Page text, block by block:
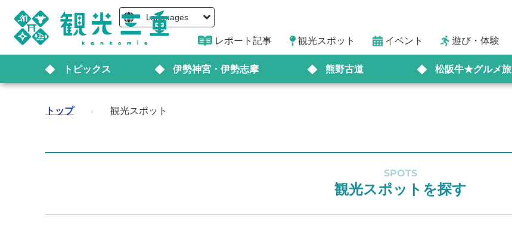
Languages
レポート記事 観光スポット イベント 遊び・体験
トピックス 伊勢神宮・伊勢志摩 熊野古道 松阪牛★グルメ旅
トップ › 観光スポット
SPOTS
観光スポットを探す